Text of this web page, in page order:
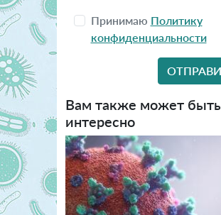
Принимаю Политику
конфиденциальности
Вам также может быть
интересно